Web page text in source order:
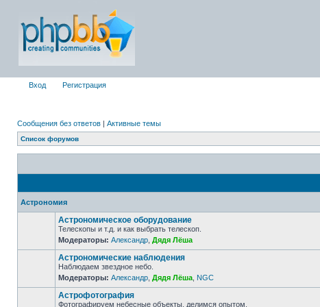
Вход Регистрация
Сообщения без ответов | Активные темы
Список форумов
Астрономия
Астрономическое оборудование
Телескопы и т.д. и как выбрать телескоп.
Модераторы: Александр Дядя Лёша
Астрономические наблюдения
Наблюдаем звездное небо.
Модераторы: Александр Дядя Лёша NGC
Астрофотография
Фотографируем небесные объекты, делимся опытом.